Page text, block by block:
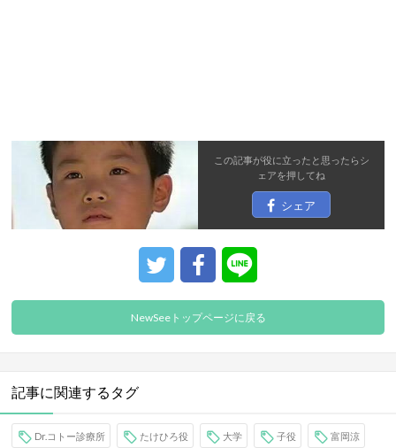
この記事が役に立ったと思ったらシ
ェアを押してね
シェア
NewSeeトップページに戻る
記事に関連するタグ
Dr.コトー診療所 たけひろ役 大学 子役 富岡涼